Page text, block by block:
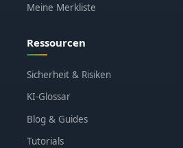
Meine Merkliste
Ressourcen
Sicherheit & Risiken
KI-Glossar
Blog & Guides
Tutorials